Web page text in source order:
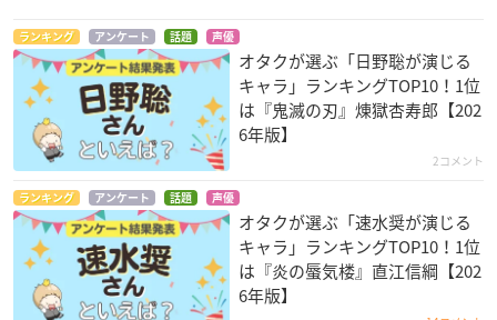
ランキング アンケート 話題 声優
オタクが選ぶ「日野聡が演じる
キャラ」ランキングTOP10！1位
は『鬼滅の刃』煉󠄁獄杏寿郎【202
6年版】
2コメント
ランキング アンケート 話題 声優
オタクが選ぶ「速水奨が演じる
キャラ」ランキングTOP10！1位
は『炎の蜃気楼』直江信綱【202
6年版】